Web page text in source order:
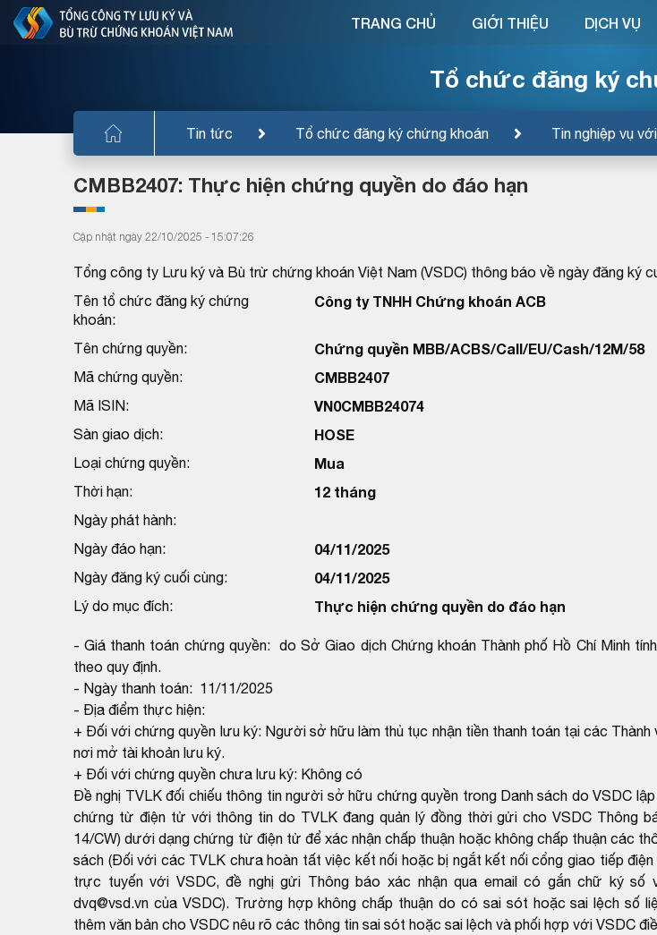
Tổ chức đăng ký
Tin tức Tổ chức đăng ký chứng khoán Tin nghiệp vụ với
TRANG CHỦ GIỚI THIỆU DỊCH VỤ
CMBB2407: Thực hiện chứng quyền do đáo hạn
Cập nhật ngày 22/10/2025 - 15:07:26
Tổng công ty Lưu ký và Bù trừ chứng khoán Việt Nam (VSDC) thông báo về ngày đăng ký
Tên tổ chức đăng ký chứng
khoán:
Công ty TNHH Chứng khoán ACB
Tên chứng quyền: Chứng quyền MBB/ACBS/Call/EU/Cash/12M/58
Mã chứng quyền: CMBB2407
Mã ISIN: VN0CMBB24074
Sàn giao dịch: HOSE
Loại chứng quyền: Mua
Thời hạn: 12 tháng
Ngày phát hành:
Ngày đáo hạn:
04/11/2025
Ngày đăng ký cuối cùng: 04/11/2025
Lý do mục đích: Thực hiện chứng quyền do đáo hạn
- Giá thanh toán chứng quyền: do Sở Giao dịch Chứng khoán Thành phố Hồ Chí Minh
theo quy định.
- Ngày thanh toán: 11/11/2025
- Địa điểm thực hiện:
+ Đối với chứng quyền lưu ký: Người sở hữu làm thủ tục nhận tiền thanh toán tại các Thành
nơi mở tài khoản lưu ký.
+ Đối với chứng quyền chưa lưu ký: Không có
Đề nghị TVLK đối chiếu thông tin người sở hữu chứng quyền trong Danh sách do VSDC
chứng từ điện tử với thông tin do TVLK đang quản lý đồng thời gửi cho VSDC Thông
14/CW) dưới dạng chứng từ điện tử để xác nhận chấp thuận hoặc không chấp thuận các
sách (Đối với các TVLK chưa hoàn tất việc kết nối hoặc bị ngắt kết nối cổng giao tiếp
trực tuyến với VSDC, đề nghị gửi Thông báo xác nhận qua email có gắn chữ ký số
dvq@vsd.vn của VSDC). Trường hợp không chấp thuận do có sai sót hoặc sai lệch số
thêm văn bản cho VSDC nêu rõ các thông tin sai sót hoặc sai lệch và phối hợp với VSDC